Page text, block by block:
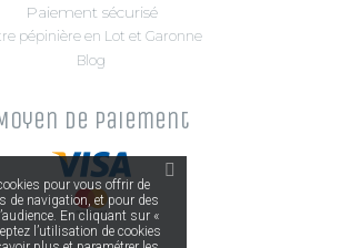
Paiement sécurisé
pépinière en Lot et Garonne
Blog
de paiement
pour vous offrir de
de navigation, et pour des
En cliquant sur «
l’utilisation de cookies